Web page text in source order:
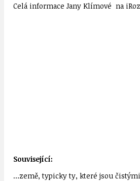
Celá informace Jany Klímové na
Související:
…země, typicky ty, které jsou čistými